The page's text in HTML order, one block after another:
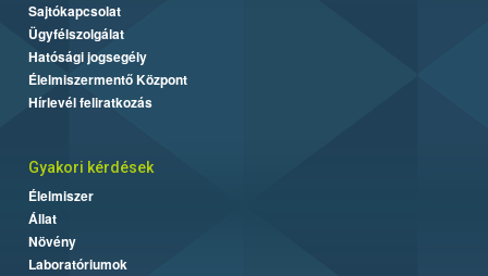
Sajtókapcsolat
Ügyfélszolgálat
Hatósági jogsegély
Élelmiszermentő Központ
Hírlevél feliratkozás
Gyakori kérdések
Élelmiszer
Állat
Növény
Laboratóriumok